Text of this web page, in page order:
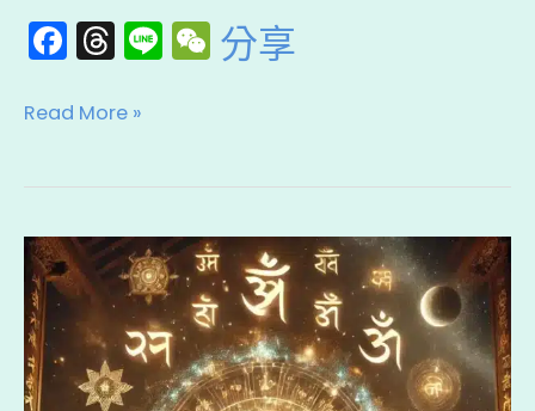
F
c
b
o
o
k
T
e
d
s
Li W
e
a
t
分享
遍
Read More »
咒
語
的
力
量